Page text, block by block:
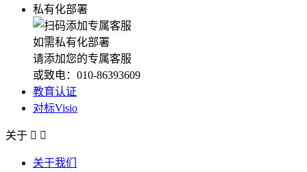
私有化部署
如需私有化部署
请添加您的专属客服
或致电：010-86393609
教育认证
对标Visio
关于  
关于我们